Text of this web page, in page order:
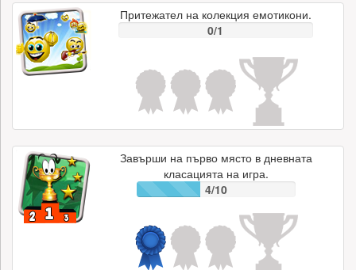
Притежател на колекция емотикони.
0/1
Завърши на първо място в дневната
класацията на игра.
4/10